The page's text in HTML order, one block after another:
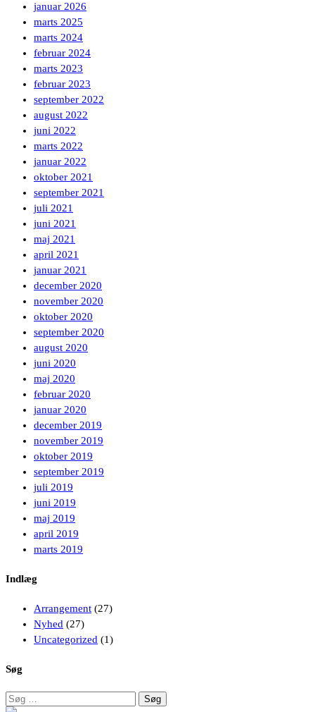
januar 2026
marts 2025
marts 2024
februar 2024
marts 2023
februar 2023
september 2022
august 2022
juni 2022
marts 2022
januar 2022
oktober 2021
september 2021
juli 2021
juni 2021
maj 2021
april 2021
januar 2021
december 2020
november 2020
oktober 2020
september 2020
august 2020
juni 2020
maj 2020
februar 2020
januar 2020
december 2019
november 2019
oktober 2019
september 2019
juli 2019
juni 2019
maj 2019
april 2019
marts 2019
Indlæg
Arrangement (27)
Nyhed (27)
Uncategorized (1)
Søg
Søg